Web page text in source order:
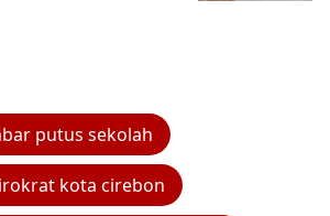
putus sekolah
kota cirebon